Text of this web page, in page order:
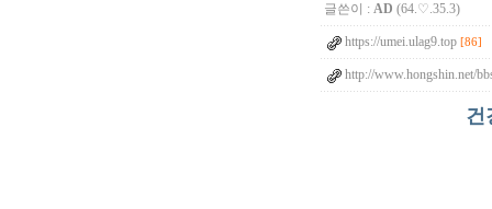
글쓴이 : AD (64.♡.35.3)
https://umei.ulag9.top [86]
http://www.hongshin.net/
건